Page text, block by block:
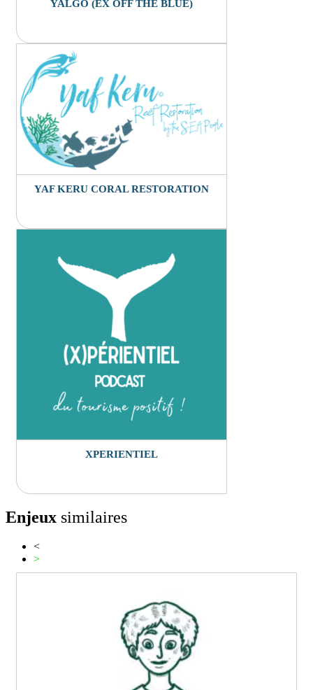
YALGO (EX OFF THE BLUE)
YAF KERU CORAL RESTORATION
XPERIENTIEL
Enjeux similaires
<
>